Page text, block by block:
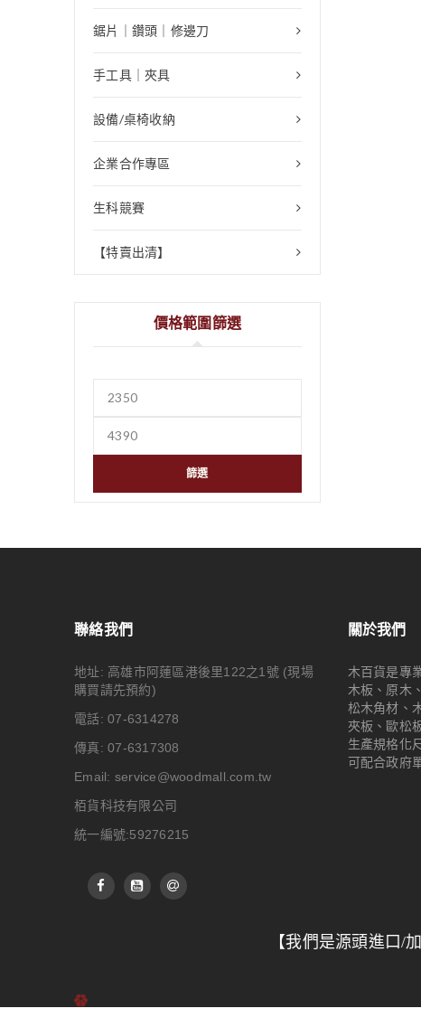
鋸片｜鑽頭｜修邊刀
手工具｜夾具
設備/桌椅收納
企業合作專區
生科競賽
【特賣出清】
價格範圍篩選
篩選
聯絡我們
地址: 高雄市阿蓮區港後里122之1號 (現場
購買請先預約)
電話: 07-6314278
傳真: 07-6317308
Email: service@woodmall.com.tw
栢貨科技有限公司
統一編號:59276215
關於我們
木百貨是專
木板、原木
松木角材、
夾板、歐松
生產規格化
可配合政府
【我們是源頭進口/加工廠，